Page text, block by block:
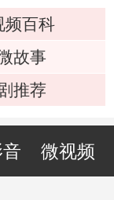
频百科
故事
推荐
微视频